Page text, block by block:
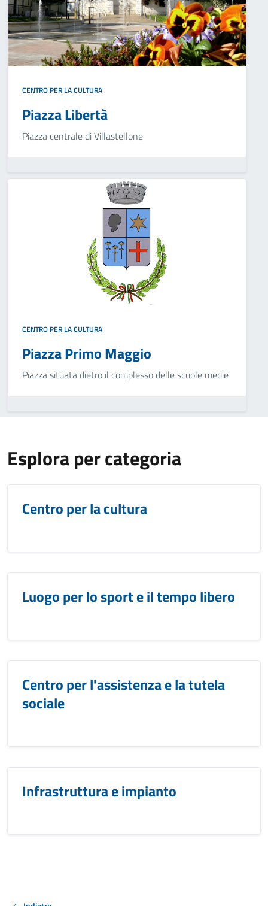
CENTRO PER LA CULTURA
Piazza Libertà
Piazza centrale di Villastellone
CENTRO PER LA CULTURA
Piazza Primo Maggio
Piazza situata dietro il complesso delle scuole medie
Esplora per categoria
Centro per la cultura
Luogo per lo sport e il tempo libero
Centro per l'assistenza e la tutela
sociale
Infrastruttura e impianto